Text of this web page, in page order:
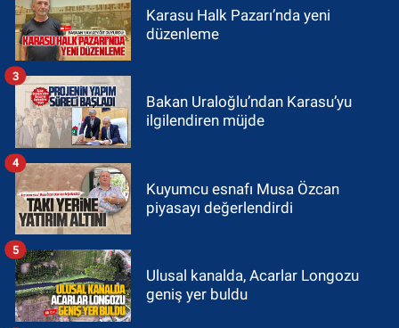
Karasu Halk Pazarı’nda yeni
düzenleme
Bakan Uraloğlu’ndan Karasu’yu
ilgilendiren müjde
3
Kuyumcu esnafı Musa Özcan
piyasayı değerlendirdi
4
Ulusal kanalda, Acarlar Longozu
geniş yer buldu
5